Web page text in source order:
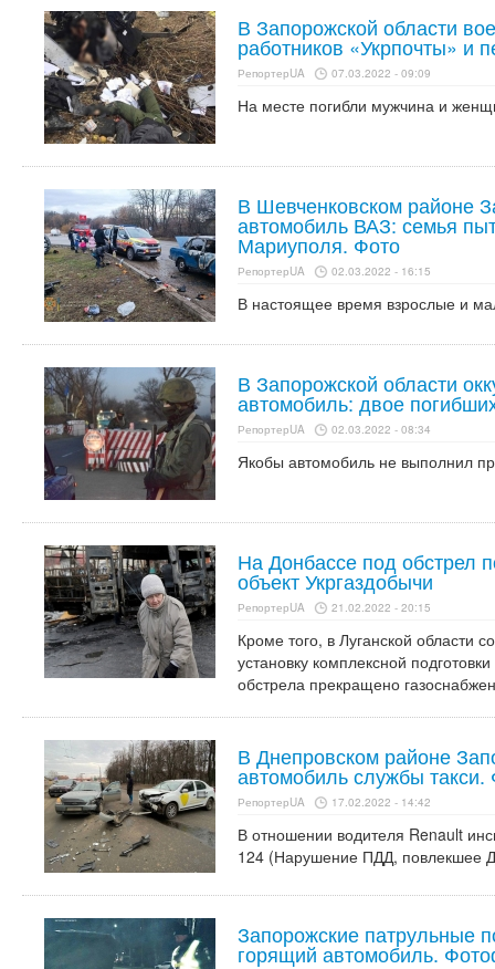
В Запорожской области
работников «Укрпочты» и
РепортерUA 07.03.2022 - 09:09
На месте погибли мужчина и
В Шевченковском районе
автомобиль ВАЗ: семья
Мариуполя. Фото
РепортерUA 02.03.2022 - 16:15
В настоящее время взрослые и
В Запорожской области
автомобиль: двое
РепортерUA 02.03.2022 - 08:34
Якобы автомобиль не выполнил
На Донбассе под обстрел
объект Укргаздобычи
РепортерUA 21.02.2022 - 20:15
Кроме того, в Луганской области
установку комплексной
обстрела прекращено
В Днепровском районе
автомобиль службы такси.
РепортерUA 17.02.2022 - 14:42
В отношении водителя Renault
124 (Нарушение ПДД, повлекшее
Запорожские патрульные
горящий автомобиль.